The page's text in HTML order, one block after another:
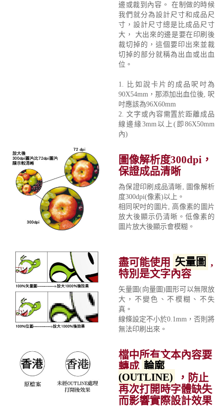
邊或裁到內容。 在制做的時候
我們就分為設計尺寸和成品尺
寸，設計尺寸總是比成品尺寸
大， 大出來的邊是要在印刷後
裁切掉的，這個要印出來並裁
切掉的部分就稱為出血或出血
位。
1. 比如說卡片的成品呎吋為
90X54mm，那添加出血位後, 呎
吋應該為96X60mm
2. 文字或內容需置於距離成品
線邊緣3mm以上(即86X50mm
內)
圖像解析度300dpi，
保證成品清晰
為保證印刷成品清晰, 圖像解析
度300dpi(像素)以上。
相同呎吋的圖片, 高像素的圖片
放大後顯示仍清晰。低像素的
圖片放大後顯示會模糊。
盡可能使用 矢量圖 ,
特別是文字內容
矢量圖(向量圖)圖形可以無限放
大，不變色、不模糊、不失
真。
線條設定不小於0.1mm，否則將
無法印刷出來。
檔中所有文本內容要
轉成 輪廓
(OUTLINE)
，防止
再次打開時字體缺失
而影響實際設計效果